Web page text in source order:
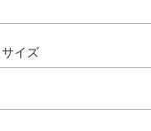
サイズ